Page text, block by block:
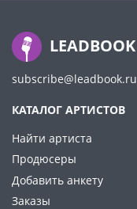
LEADBOOK
subscribe@leadbook.ru
КАТАЛОГ АРТИСТОВ
Найти артиста
Продюсеры
Добавить анкету
Заказы